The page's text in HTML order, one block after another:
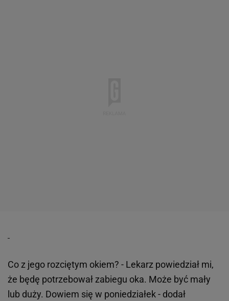
Co z jego rozciętym okiem? - Lekarz powiedział mi,
że będę potrzebował zabiegu oka. Może być mały
lub duży. Dowiem się w poniedziałek - dodał